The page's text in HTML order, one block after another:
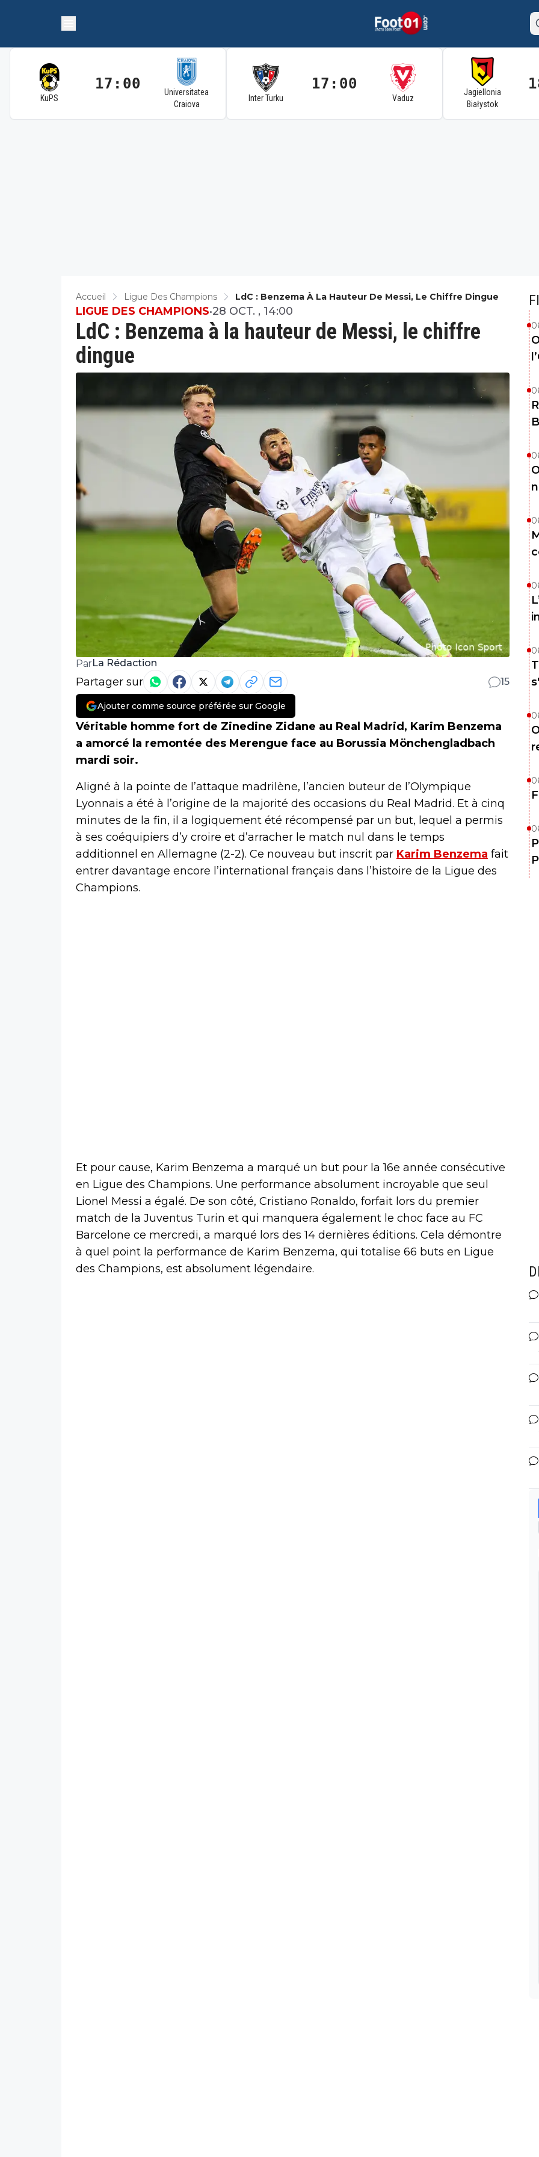
KuPS
17:00
Universitatea
Craiova
Inter Turku
17:00
Vaduz
Jagiellonia
Białystok
Accueil Ligue Des Champions LdC : Benzema À La Hauteur De Messi, Le Chiffre Dingue
LdC : Benzema à la hauteur de Messi, le chiffre
dingue
LIGUE DES CHAMPIONS•28 OCT. , 14:00
ParLa Rédaction
Partager sur 15
Ajouter comme source préférée sur Google
Véritable homme fort de Zinedine Zidane au Real Madrid, Karim Benzema
a amorcé la remontée des Merengue face au Borussia Mönchengladbach
mardi soir.
Aligné à la pointe de l’attaque madrilène, l’ancien buteur de l’Olympique
Lyonnais a été à l’origine de la majorité des occasions du Real Madrid. Et à cinq
minutes de la fin, il a logiquement été récompensé par un but, lequel a permis
à ses coéquipiers d’y croire et d’arracher le match nul dans le temps
additionnel en Allemagne (2-2). Ce nouveau but inscrit par Karim Benzema fait
entrer davantage encore l’international français dans l’histoire de la Ligue des
Champions.
Et pour cause, Karim Benzema a marqué un but pour la 16e année consécutive
en Ligue des Champions. Une performance absolument incroyable que seul
Lionel Messi a égalé. De son côté, Cristiano Ronaldo, forfait lors du premier
match de la Juventus Turin et qui manquera également le choc face au FC
Barcelone ce mercredi, a marqué lors des 14 dernières éditions. Cela démontre
à quel point la performance de Karim Benzema, qui totalise 66 buts en Ligue
des Champions, est absolument légendaire.